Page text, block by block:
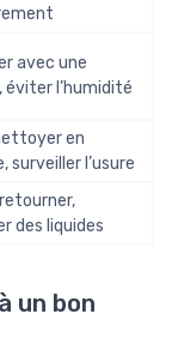
avec une
éviter l’humidité
en
surveiller l’usure
des liquides
un bon